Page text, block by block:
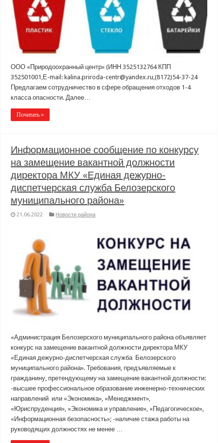
ООО «Природоохранный центр» (ИНН 3525132764 КПП
352501001,Е-mail: kalina.priroda-centr@yandex.ru,(8172)54-37-24
Предлагаем сотрудничество в сфере обращения отходов 1-4
класса опасности. Далее…
Почитать »
Информационное сообщение по конкурсу
на замещение вакантной должности
директора МКУ «Единая дежурно-
диспетчерская служба Белозерского
муниципального района»
21.06.2022 Новости района
«Администрация Белозерского муниципального района объявляет
конкурс на замещение вакантной должности директора МКУ
«Единая дежурно-диспетчерская служба Белозерского
муниципального района». Требования, предъявляемые к
гражданину, претендующему на замещение вакантной должности:
-высшее профессиональное образование инженерно-технических
направлений или «Экономика», «Менеджмент»,
«Юриспруденция», «Экономика и управление», «Педагогическое»,
«Информационная безопасность»; -наличие стажа работы на
руководящих должностях не менее …